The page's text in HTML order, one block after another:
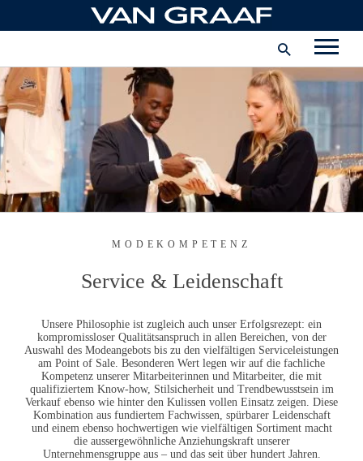
springenUnternehmen
INSTAGRAM
FACEBOOK
PINTEREST
MODEKOMPETENZ
Service & Leidenschaft
Unsere Philosophie ist zugleich auch unser Erfolgsrezept: ein
kompromissloser Qualitätsanspruch in allen Bereichen, von der
Auswahl des Modeangebots bis zu den vielfältigen Serviceleistungen
am Point of Sale. Besonderen Wert legen wir auf die fachliche
Kompetenz unserer Mitarbeiterinnen und Mitarbeiter, die mit
qualifiziertem Know-how, Stilsicherheit und Trendbewusstsein im
Verkauf ebenso wie hinter den Kulissen vollen Einsatz zeigen. Diese
Kombination aus fundiertem Fachwissen, spürbarer Leidenschaft
und einem ebenso hochwertigen wie vielfältigen Sortiment macht
die aussergewöhnliche Anziehungskraft unserer
Unternehmensgruppe aus – und das seit über hundert Jahren.